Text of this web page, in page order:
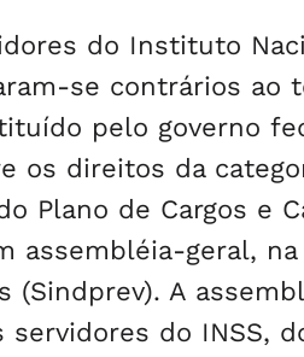
do Instituto
se contrários ao
pelo governo
os direitos da
Plano de Cargos e
assembléia-geral,
(Sindprev). A
servidores do INSS,